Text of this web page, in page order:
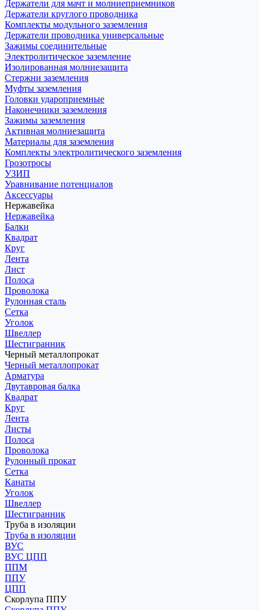
Держатели для мачт и молниеприемников
Держатели круглого проводника
Комплекты модульного заземления
Держатели проводника универсальные
Зажимы соединительные
Электролитическое заземление
Изолированная молниезащита
Стержни заземления
Муфты заземления
Головки удароприемные
Наконечники заземления
Зажимы заземления
Активная молниезащита
Материалы для заземления
Комплекты электролитического заземления
Грозотросы
УЗИП
Уравнивание потенциалов
Аксессуары
Нержавейка
Нержавейка
Балки
Квадрат
Круг
Лента
Лист
Полоса
Проволока
Рулонная сталь
Сетка
Уголок
Швеллер
Шестигранник
Черный металлопрокат
Черный металлопрокат
Арматура
Двутавровая балка
Квадрат
Круг
Лента
Листы
Полоса
Проволока
Рулонный прокат
Сетка
Канаты
Уголок
Швеллер
Шестигранник
Труба в изоляции
Труба в изоляции
ВУС
ВУС ЦПП
ППМ
ППУ
ЦПП
Скорлупа ППУ